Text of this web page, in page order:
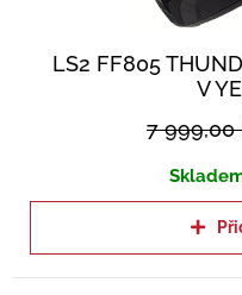
LS2 FF805
V
7 999,00